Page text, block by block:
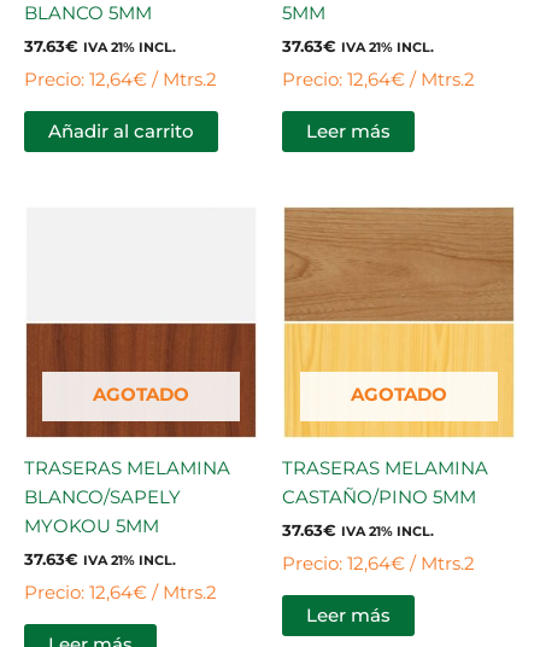
BLANCO 5MM
37.63€ IVA 21% INCL.
Precio: 12,64€ / Mtrs.2
Añadir al carrito
5MM
37.63€ IVA 21% INCL.
Precio: 12,64€ / Mtrs.2
Leer más
AGOTADO
TRASERAS MELAMINA
BLANCO/SAPELY
MYOKOU 5MM
37.63€ IVA 21% INCL.
Precio: 12,64€ / Mtrs.2
AGOTADO
TRASERAS MELAMINA
CASTAÑO/PINO 5MM
37.63€ IVA 21% INCL.
Precio: 12,64€ / Mtrs.2
Leer más